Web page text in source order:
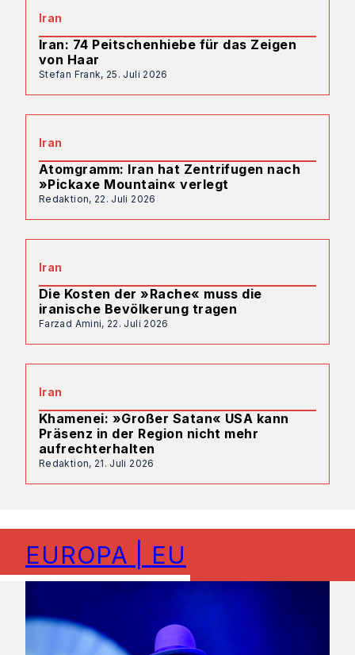
Iran
Iran: 74 Peitschenhiebe für das Zeigen
von Haar
Stefan Frank, 25. Juli 2026
Iran
Atomgramm: Iran hat Zentrifugen nach
»Pickaxe Mountain« verlegt
Redaktion, 22. Juli 2026
Iran
Die Kosten der »Rache« muss die
iranische Bevölkerung tragen
Farzad Amini, 22. Juli 2026
Iran
Khamenei: »Großer Satan« USA kann
Präsenz in der Region nicht mehr
aufrechterhalten
Redaktion, 21. Juli 2026
EUROPA | EU